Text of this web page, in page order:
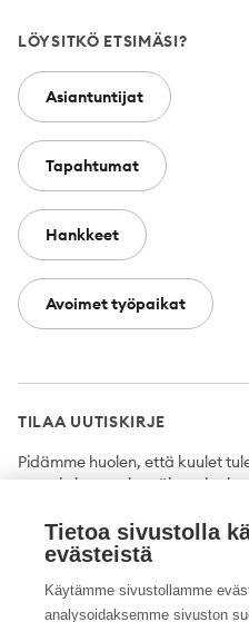
LÖYSITKÖ ETSIMÄSI?
Asiantuntijat
Tapahtumat
Hankkeet
Avoimet työpaikat
TILAA UUTISKIRJE
Pidämme huolen, että kuulet
uutuuksista ensimmäisten
Tilaa
Tietoa sivustolla
evästeistä
Käytämme sivustollamme
analysoidaksemme sivuston